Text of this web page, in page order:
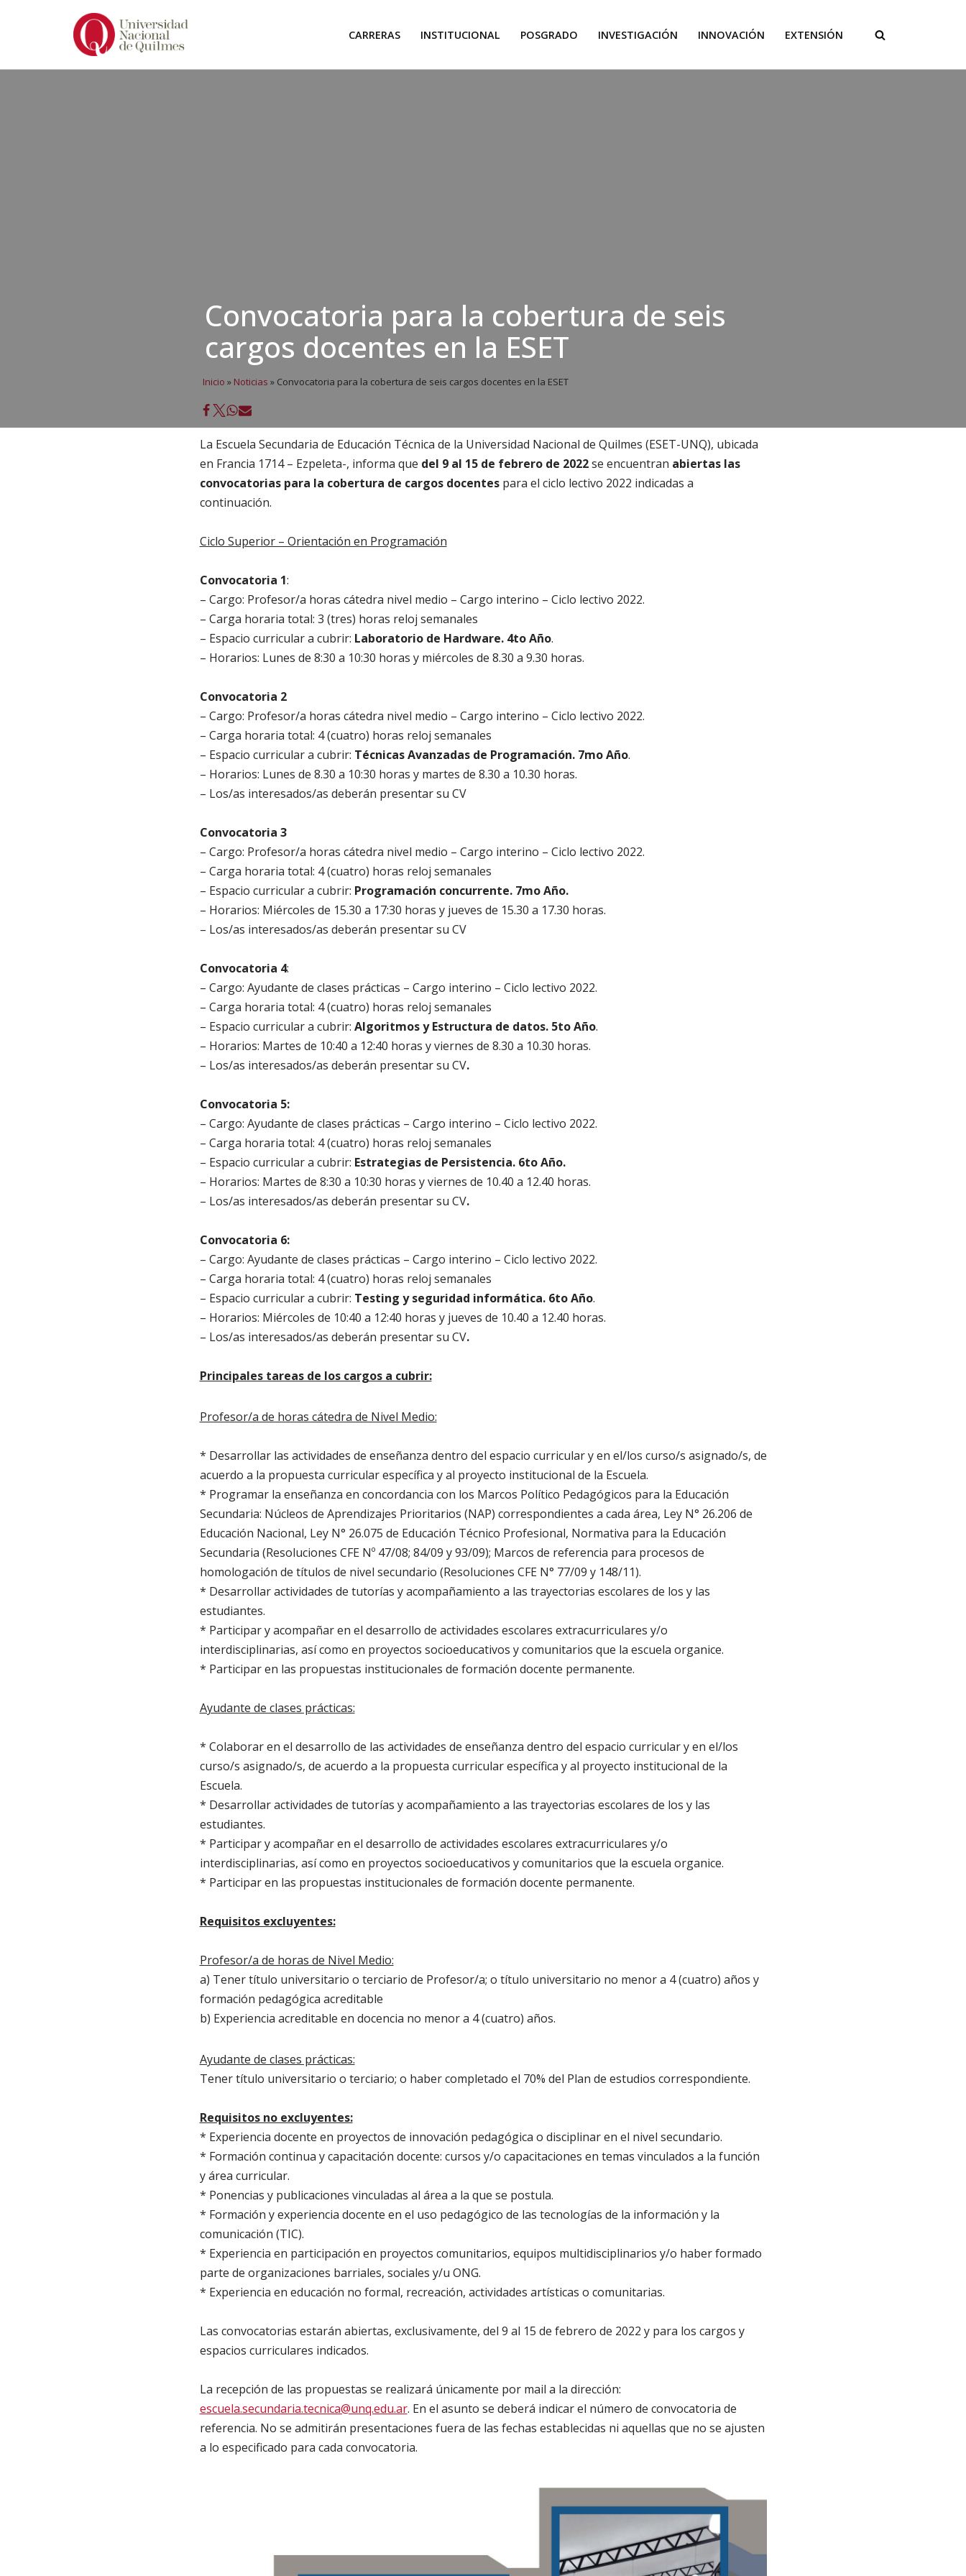
CARRERAS INSTITUCIONAL POSGRADO INVESTIGACIÓN INNOVACIÓN EXTENSIÓN
Convocatoria para la cobertura de seis
cargos docentes en la ESET
Inicio » Noticias » Convocatoria para la cobertura de seis cargos docentes en la ESET
La Escuela Secundaria de Educación Técnica de la Universidad Nacional de Quilmes (ESET-UNQ), ubicada
en Francia 1714 – Ezpeleta-, informa que del 9 al 15 de febrero de 2022se encuentran abiertas las
convocatorias para la cobertura de cargos docentes para el ciclo lectivo 2022 indicadas a
continuación.
Ciclo Superior – Orientación en Programación
Convocatoria 1:
– Cargo: Profesor/a horas cátedra nivel medio – Cargo interino – Ciclo lectivo 2022.
– Carga horaria total: 3 (tres) horas reloj semanales
– Espacio curricular a cubrir: Laboratorio de Hardware. 4to Año.
– Horarios: Lunes de 8:30 a 10:30 horas y miércoles de 8.30 a 9.30 horas.
Convocatoria 2
– Cargo: Profesor/a horas cátedra nivel medio – Cargo interino – Ciclo lectivo 2022.
– Carga horaria total: 4 (cuatro) horas reloj semanales
– Espacio curricular a cubrir: Técnicas Avanzadas de Programación. 7mo Año.
– Horarios: Lunes de 8.30 a 10:30 horas y martes de 8.30 a 10.30 horas.
– Los/as interesados/as deberán presentar su CV
Convocatoria 3
– Cargo: Profesor/a horas cátedra nivel medio – Cargo interino – Ciclo lectivo 2022.
– Carga horaria total: 4 (cuatro) horas reloj semanales
– Espacio curricular a cubrir: Programación concurrente. 7mo Año.
– Horarios: Miércoles de 15.30 a 17:30 horas y jueves de 15.30 a 17.30 horas.
– Los/as interesados/as deberán presentar su CV
Convocatoria 4:
– Cargo: Ayudante de clases prácticas – Cargo interino – Ciclo lectivo 2022.
– Carga horaria total: 4 (cuatro) horas reloj semanales
– Espacio curricular a cubrir: Algoritmos y Estructura de datos. 5to Año.
– Horarios: Martes de 10:40 a 12:40 horas y viernes de 8.30 a 10.30 horas.
– Los/as interesados/as deberán presentar su CV.
Convocatoria 5:
– Cargo: Ayudante de clases prácticas – Cargo interino – Ciclo lectivo 2022.
– Carga horaria total: 4 (cuatro) horas reloj semanales
– Espacio curricular a cubrir: Estrategias de Persistencia. 6to Año.
– Horarios: Martes de 8:30 a 10:30 horas y viernes de 10.40 a 12.40 horas.
– Los/as interesados/as deberán presentar su CV.
Convocatoria 6:
– Cargo: Ayudante de clases prácticas – Cargo interino – Ciclo lectivo 2022.
– Carga horaria total: 4 (cuatro) horas reloj semanales
– Espacio curricular a cubrir: Testing y seguridad informática. 6to Año.
– Horarios: Miércoles de 10:40 a 12:40 horas y jueves de 10.40 a 12.40 horas.
– Los/as interesados/as deberán presentar su CV.
Principales tareas de los cargos a cubrir:
Profesor/a de horas cátedra de Nivel Medio:
* Desarrollar las actividades de enseñanza dentro del espacio curricular y en el/los curso/s asignado/s, de
acuerdo a la propuesta curricular específica y al proyecto institucional de la Escuela.
* Programar la enseñanza en concordancia con los Marcos Político Pedagógicos para la Educación
Secundaria: Núcleos de Aprendizajes Prioritarios (NAP) correspondientes a cada área, Ley N° 26.206 de
Educación Nacional, Ley N° 26.075 de Educación Técnico Profesional, Normativa para la Educación
Secundaria (Resoluciones CFE Nº 47/08; 84/09 y 93/09); Marcos de referencia para procesos de
homologación de títulos de nivel secundario (Resoluciones CFE N° 77/09 y 148/11).
* Desarrollar actividades de tutorías y acompañamiento a las trayectorias escolares de los y las
estudiantes.
* Participar y acompañar en el desarrollo de actividades escolares extracurriculares y/o
interdisciplinarias, así como en proyectos socioeducativos y comunitarios que la escuela organice.
* Participar en las propuestas institucionales de formación docente permanente.
Ayudante de clases prácticas:
* Colaborar en el desarrollo de las actividades de enseñanza dentro del espacio curricular y en el/los
curso/s asignado/s, de acuerdo a la propuesta curricular específica y al proyecto institucional de la
Escuela.
* Desarrollar actividades de tutorías y acompañamiento a las trayectorias escolares de los y las
estudiantes.
* Participar y acompañar en el desarrollo de actividades escolares extracurriculares y/o
interdisciplinarias, así como en proyectos socioeducativos y comunitarios que la escuela organice.
* Participar en las propuestas institucionales de formación docente permanente.
Requisitos excluyentes:
Profesor/a de horas de Nivel Medio:
a) Tener título universitario o terciario de Profesor/a; o título universitario no menor a 4 (cuatro) años y
formación pedagógica acreditable
b) Experiencia acreditable en docencia no menor a 4 (cuatro) años.
Ayudante de clases prácticas:
Tener título universitario o terciario; o haber completado el 70% del Plan de estudios correspondiente.
Requisitos no excluyentes:
* Experiencia docente en proyectos de innovación pedagógica o disciplinar en el nivel secundario.
* Formación continua y capacitación docente: cursos y/o capacitaciones en temas vinculados a la función
y área curricular.
* Ponencias y publicaciones vinculadas al área a la que se postula.
* Formación y experiencia docente en el uso pedagógico de las tecnologías de la información y la
comunicación (TIC).
* Experiencia en participación en proyectos comunitarios, equipos multidisciplinarios y/o haber formado
parte de organizaciones barriales, sociales y/u ONG.
* Experiencia en educación no formal, recreación, actividades artísticas o comunitarias.
Las convocatorias estarán abiertas, exclusivamente, del 9 al 15 de febrero de 2022 y para los cargos y
espacios curriculares indicados.
La recepción de las propuestas se realizará únicamente por mail a la dirección:
escuela.secundaria.tecnica@unq.edu.ar. En el asunto se deberá indicar el número de convocatoria de
referencia. No se admitirán presentaciones fuera de las fechas establecidas ni aquellas que no se ajusten
a lo especificado para cada convocatoria.